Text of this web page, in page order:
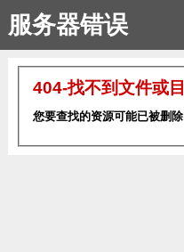
服务器错误
404-找不到文件或目
您要查找的资源可能已被删